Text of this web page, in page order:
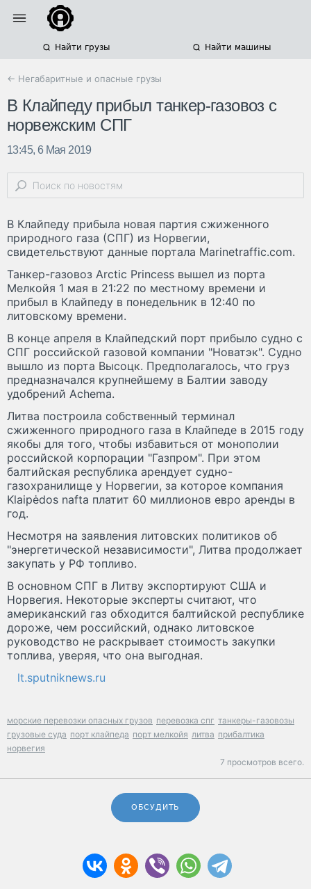
Найти грузы Найти машины
← Негабаритные и опасные грузы
В Клайпеду прибыл танкер-газовоз с
норвежским СПГ
13:45, 6 Мая 2019
В Клайпеду прибыла новая партия сжиженного
природного газа (СПГ) из Норвегии,
свидетельствуют данные портала Marinetraffic.com.
Танкер-газовоз Arctic Princess вышел из порта
Мелкойя 1 мая в 21:22 по местному времени и
прибыл в Клайпеду в понедельник в 12:40 по
литовскому времени.
В конце апреля в Клайпедский порт прибыло судно с
СПГ российской газовой компании "Новатэк". Судно
вышло из порта Высоцк. Предполагалось, что груз
предназначался крупнейшему в Балтии заводу
удобрений Achema.
Литва построила собственный терминал
сжиженного природного газа в Клайпеде в 2015 году
якобы для того, чтобы избавиться от монополии
российской корпорации "Газпром". При этом
балтийская республика арендует судно-
газохранилище у Норвегии, за которое компания
Klaipėdos nafta платит 60 миллионов евро аренды в
год.
Несмотря на заявления литовских политиков об
"энергетической независимости", Литва продолжает
закупать у РФ топливо.
В основном СПГ в Литву экспортируют США и
Норвегия. Некоторые эксперты считают, что
американский газ обходится балтийской республике
дороже, чем российский, однако литовское
руководство не раскрывает стоимость закупки
топлива, уверяя, что она выгодная.
lt.sputniknews.ru
морские перевозки опасных грузов перевозка спг танкеры-газовозы
грузовые суда порт клайпеда порт мелкойя литва прибалтика
норвегия
7 просмотров всего.
ОБСУДИТЬ